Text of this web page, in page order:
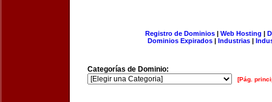
Registro de Dominios| Web Hosting |
Dominios Expirados | Industrias |
Categorías de Dominio:
[Pág.